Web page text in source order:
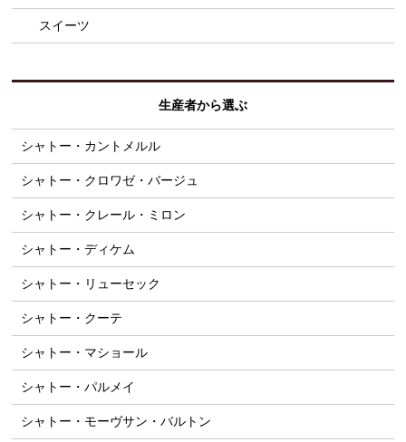
スイーツ
生産者から選ぶ
シャトー・カントメルル
シャトー・クロワゼ・バージュ
シャトー・クレール・ミロン
シャトー・ディケム
シャトー・リューセック
シャトー・クーテ
シャトー・マショール
シャトー・パルメイ
シャトー・モーヴサン・バルトン